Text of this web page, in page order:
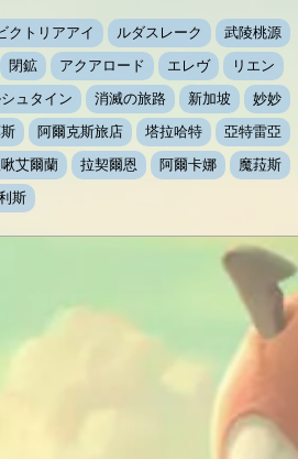
クトリアアイ ルダスレーク
武陵桃源
閉鉱 アクアロード エレヴ
リエン
ュタイン 消滅の旅路 新加坡
妙妙
阿爾克斯旅店 塔拉哈特
亞特雷亞
艾爾蘭 拉契爾恩 阿爾卡娜
魔菈斯
斯